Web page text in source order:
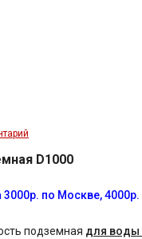
D1000
3000р. по Москве, 4000р.
подземная для воды